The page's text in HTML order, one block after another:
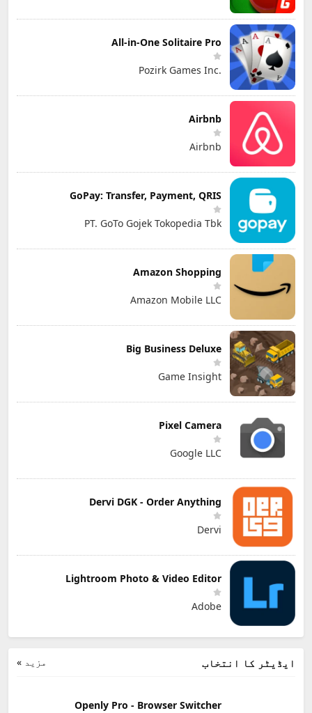
All-in-One Solitaire Pro
Pozirk Games Inc.
Airbnb
Airbnb
GoPay: Transfer, Payment, QRIS
PT. GoTo Gojek Tokopedia Tbk
Amazon Shopping
Amazon Mobile LLC
Big Business Deluxe
Game Insight
Pixel Camera
Google LLC
Dervi DGK - Order Anything
Dervi
Lightroom Photo & Video Editor
Adobe
مزید » ایڈیٹر کا انتخاب
Openly Pro - Browser Switcher